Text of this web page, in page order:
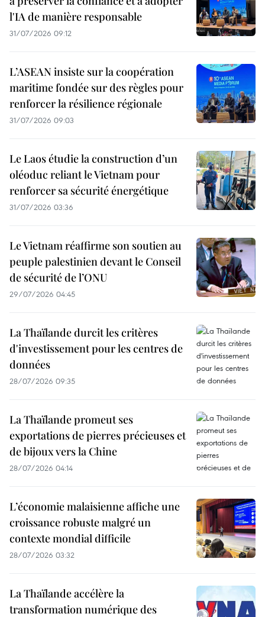
l'IA de manière responsable
31/07/2026 09:12
L’ASEAN insiste sur la coopération
maritime fondée sur des règles pour
renforcer la résilience régionale
31/07/2026 09:03
Le Laos étudie la construction d’un
oléoduc reliant le Vietnam pour
renforcer sa sécurité énergétique
31/07/2026 03:36
Le Vietnam réaffirme son soutien au
peuple palestinien devant le Conseil
de sécurité de l’ONU
29/07/2026 04:45
La Thaïlande durcit les critères
d'investissement pour les centres de
données
28/07/2026 09:35
La Thaïlande promeut ses
exportations de pierres précieuses et
de bijoux vers la Chine
28/07/2026 04:14
L’économie malaisienne affiche une
croissance robuste malgré un
contexte mondial difficile
28/07/2026 03:32
La Thaïlande accélère la
transformation numérique des